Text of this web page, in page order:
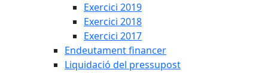
Exercici 2019
Exercici 2018
Exercici 2017
Endeutament financer
Liquidació del pressupost